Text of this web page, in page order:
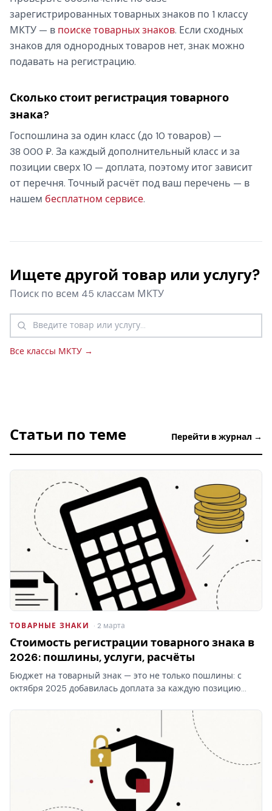
зарегистрированных товарных знаков по 1 классу
МКТУ — в поиске товарных знаков. Если сходных
знаков для однородных товаров нет, знак можно
подавать на регистрацию.
Сколько стоит регистрация товарного
знака?
Госпошлина за один класс (до 10 товаров) —
38 000 ₽. За каждый дополнительный класс и за
позиции сверх 10 — доплата, поэтому итог зависит
от перечня. Точный расчёт под ваш перечень — в
нашем бесплатном сервисе.
Ищете другой товар или услугу?
Поиск по всем 45 классам МКТУ
Все классы МКТУ →
Статьи по теме Перейти в журнал →
ТОВАРНЫЕ ЗНАКИ · 2 марта
Стоимость регистрации товарного знака в
2026: пошлины, услуги, расчёты
Бюджет на товарный знак — это не только пошлины: с
октября 2025 добавилась доплата за каждую позицию
товарного знака складывается из трёх блоков, и самый…